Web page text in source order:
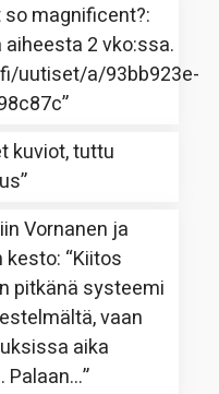
so magnificent?:
2 vko:ssa.
uutiset/a/93bb923e-
”
kuviot, tuttu
”
Vornanen ja
kesto: “Kiitos
pitkänä systeemi
vaan
aika
Palaan…”